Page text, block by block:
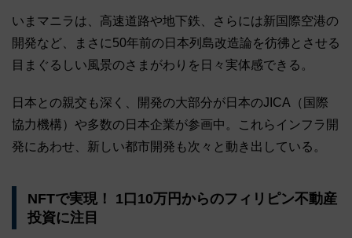
いまマニラは、高速道路や地下鉄、さらには新国際空港の
開発など、まさに50年前の日本列島改造論を彷彿とさせる
目まぐるしい風景のさまがわりを日々実体感できる。
日本との親交も深く、開発の大部分が日本のJICA（国際
協力機構）や多数の日本企業が参画中。これらインフラ開
発にあわせ、新しい都市開発も次々と動き出している。
NFTで実現！ 1口10万円からのフィリピン不動産
投資に注目